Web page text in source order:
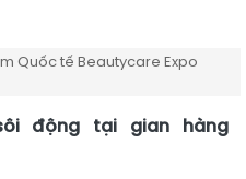
Quốc tế Beautycare Expo
động tại gian hàng